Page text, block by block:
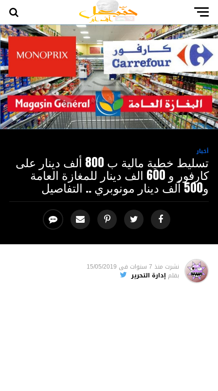
أخبار
تسليط خطية مالية ب 800 ألف دينار على
كارفور و 600 الف دينار للمغازة العامة
و500 ألف دينار مونوبري .. التفاصيل
نشرت منذ 7 سنوات فى 15/05/2019
بقلم إدارة التحرير